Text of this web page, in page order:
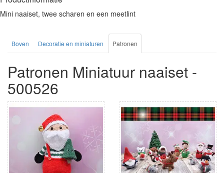
Mini naaiset, twee scharen en een meetlint
Boven Decoratie en miniaturen Patronen
Patronen Miniatuur naaiset -
500526